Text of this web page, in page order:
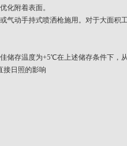
化附着表面。
气动手持式喷洒枪施用。对于大面积
储存温度为+5℃在上述储存条件下，
接日照的影响